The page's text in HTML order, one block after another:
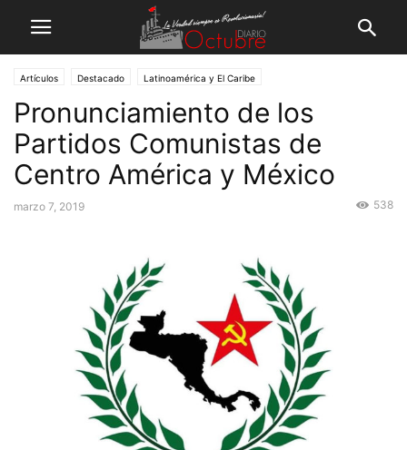
Artículos Destacado Latinoamérica y El Caribe
Pronunciamiento de los
Partidos Comunistas de
Centro América y México
marzo 7, 2019 538